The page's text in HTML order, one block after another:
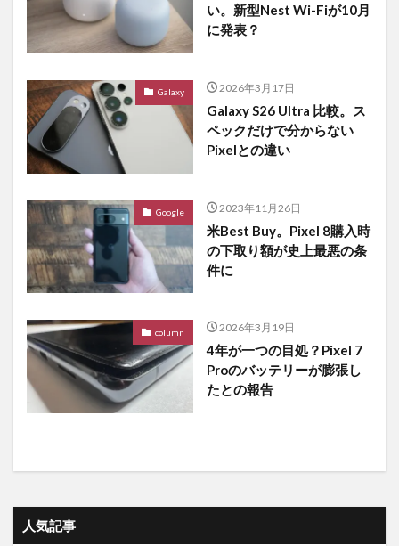
い。新型Nest Wi-Fiが10月
に発表？
Galaxy 2026年3月17日
Galaxy S26 Ultra 比較。ス
ペックだけで分からない
Pixelとの違い
Google 2023年11月26日
米Best Buy。Pixel 8購入時
の下取り額が史上最悪の条
件に
column 2026年3月19日
4年が一つの目処？Pixel 7
Proのバッテリーが膨張し
たとの報告
人気記事